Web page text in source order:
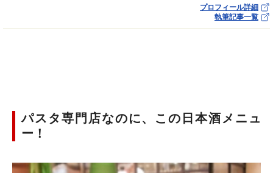
プロフィール詳細
執筆記事一覧
パスタ専門店なのに、この日本酒メニュ
ー！